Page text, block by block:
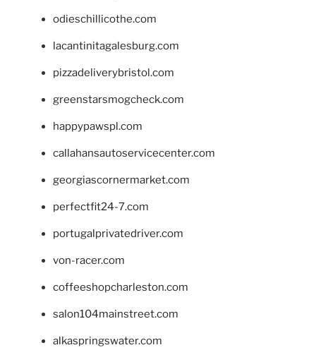
odieschillicothe.com
lacantinitagalesburg.com
pizzadeliverybristol.com
greenstarsmogcheck.com
happypawspl.com
callahansautoservicecenter.com
georgiascornermarket.com
perfectfit24-7.com
portugalprivatedriver.com
von-racer.com
coffeeshopcharleston.com
salon104mainstreet.com
alkaspringswater.com